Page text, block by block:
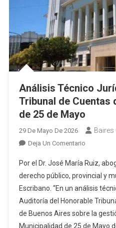
Análisis Técnico
Tribunal de Cuentas
de 25 de Mayo
29 De Mayo De 2026 Baires
Deja Un ComentarioEn
Técnico
Jurídico
Del
Fallo
Del
Tribunal
Por el Dr. José María Ruiz,
derecho público, provincial y
Escribano. “En un análisis
Auditoría del Honorable
de Buenos Aires sobre la
Municipalidad de 25 de Mayo